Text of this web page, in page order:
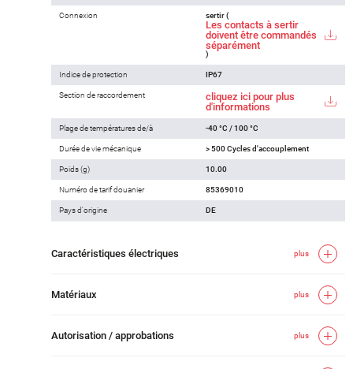
Connexion sertir (
Les contacts à sertir
doivent être commandés
séparément
)
Indice de protection IP67
Section de raccordement
cliquez ici pour plus
d'informations
Plage de températures de/à -40 °C / 100 °C
Durée de vie mécanique > 500 Cycles d'accouplement
Poids (g) 10.00
Numéro de tarif douanier 85369010
Pays d'origine DE
Caractéristiques électriques plus
Matériaux plus
Autorisation / approbations plus